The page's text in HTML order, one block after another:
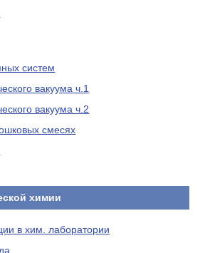
систем
вакуума ч.1
вакуума ч.2
смесях
химии
в хим. лаборатории